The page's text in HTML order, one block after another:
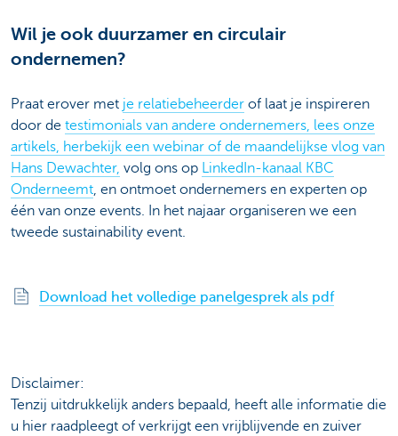
Wil je ook duurzamer en circulair
ondernemen?
Praat erover met je relatiebeheerder of laat je inspireren
door de testimonials van andere ondernemers, lees onze
artikels, herbekijk een webinar of de maandelijkse vlog van
Hans Dewachter, volg ons op LinkedIn-kanaal KBC
Onderneemt, en ontmoet ondernemers en experten op
één van onze events. In het najaar organiseren we een
tweede sustainability event.
Download het volledige panelgesprek als pdf
Disclaimer:
Tenzij uitdrukkelijk anders bepaald, heeft alle informatie die
u hier raadpleegt of verkrijgt een vrijblijvende en zuiver